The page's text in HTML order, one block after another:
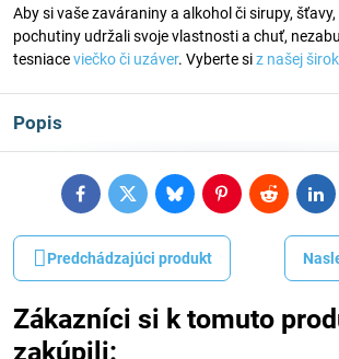
Aby si vaše zaváraniny a alkohol či sirupy,
pochutiny udržali svoje vlastnosti a chuť,
tesniaceviečko či uzáver. Vyberte siz našej
Popis
FacebookTwitterBlueskyPinterestReddit
Predchádzajúci produkt
Zákazníci si k tomuto
zakúpili: